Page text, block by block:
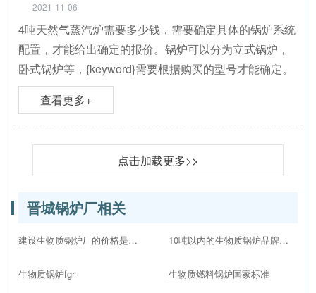
2021-11-06
4吨天然气蒸汽炉需要多少钱，需要确定具体的锅炉系统
配置，才能给出确定的报价。锅炉可以分为立式锅炉，
卧式锅炉等，{keyword}需要根据购买的型号才能确定。
查看更多+
点击加载更多>>
晋城锅炉厂相关
建设生物质锅炉厂的价格是多少
生物质锅炉fgr
10吨以内的生物质锅炉品牌十大排名
生物质燃料锅炉国家标准